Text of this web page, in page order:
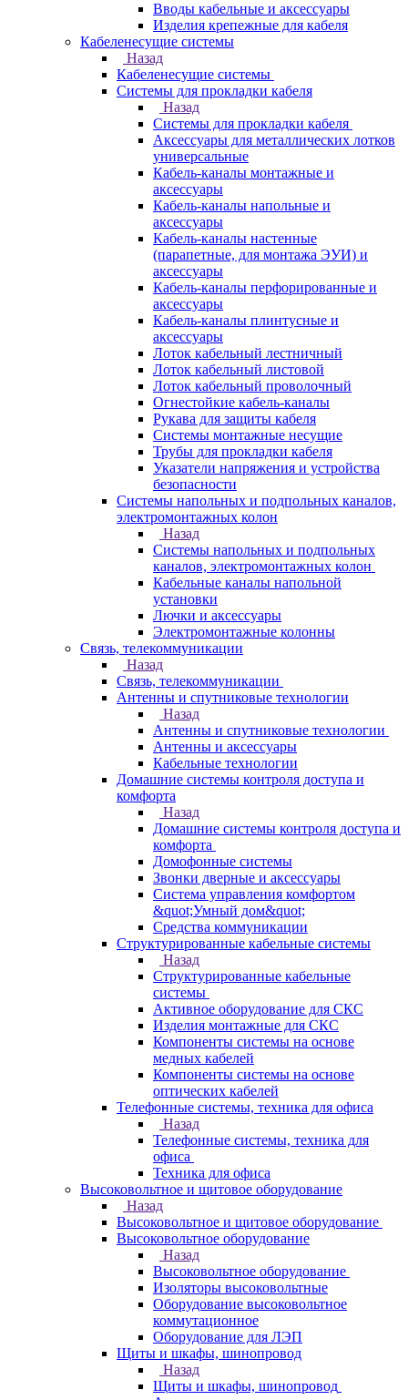
Вводы кабельные и аксессуары
Изделия крепежные для кабеля
Кабеленесущие системы
Назад
Кабеленесущие системы
Системы для прокладки кабеля
Назад
Системы для прокладки кабеля
Аксессуары для металлических лотков
универсальные
Кабель-каналы монтажные и
аксессуары
Кабель-каналы напольные и
аксессуары
Кабель-каналы настенные
(парапетные, для монтажа ЭУИ) и
аксессуары
Кабель-каналы перфорированные и
аксессуары
Кабель-каналы плинтусные и
аксессуары
Лоток кабельный лестничный
Лоток кабельный листовой
Лоток кабельный проволочный
Огнестойкие кабель-каналы
Рукава для защиты кабеля
Системы монтажные несущие
Трубы для прокладки кабеля
Указатели напряжения и устройства
безопасности
Системы напольных и подпольных каналов,
электромонтажных колон
Назад
Системы напольных и подпольных
каналов, электромонтажных колон
Кабельные каналы напольной
установки
Лючки и аксессуары
Электромонтажные колонны
Связь, телекоммуникации
Назад
Связь, телекоммуникации
Антенны и спутниковые технологии
Назад
Антенны и спутниковые технологии
Антенны и аксессуары
Кабельные технологии
Домашние системы контроля доступа и
комфорта
Назад
Домашние системы контроля доступа и
комфорта
Домофонные системы
Звонки дверные и аксессуары
Система управления комфортом
&quot;Умный дом&quot;
Средства коммуникации
Структурированные кабельные системы
Назад
Структурированные кабельные
системы
Активное оборудование для СКС
Изделия монтажные для СКС
Компоненты системы на основе
медных кабелей
Компоненты системы на основе
оптических кабелей
Телефонные системы, техника для офиса
Назад
Телефонные системы, техника для
офиса
Техника для офиса
Высоковольтное и щитовое оборудование
Назад
Высоковольтное и щитовое оборудование
Высоковольтное оборудование
Назад
Высоковольтное оборудование
Изоляторы высоковольтные
Оборудование высоковольтное
коммутационное
Оборудование для ЛЭП
Щиты и шкафы, шинопровод
Назад
Щиты и шкафы, шинопровод